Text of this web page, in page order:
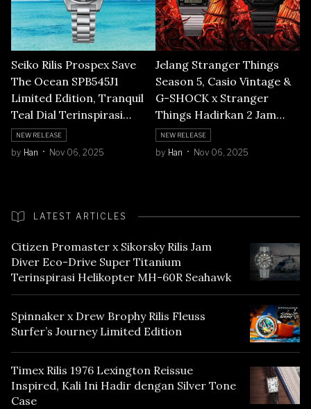
Seiko Rilis Prospex Save
The Ocean SPB545J1
Limited Edition, Tranquil
Teal Dial Terinspirasi
Perairan Okinawa
NEW RELEASE
by Han Nov 06, 2025
Jelang Stranger Things
Season 5, Casio Vintage &
G-SHOCK x Stranger
Things Hadirkan 2 Jam
Tangan Kolaborasi : AQ-
800EST-1A & DW-
NEW RELEASE
by Han Nov 06, 2025
LATEST ARTICLES
Citizen Promaster x Sikorsky Rilis Jam
Diver Eco-Drive Super Titanium
Terinspirasi Helikopter MH-60R Seahawk
Spinnaker x Drew Brophy Rilis Fleuss
Surfer’s Journey Limited Edition
Timex Rilis 1976 Lexington Reissue
Inspired, Kali Ini Hadir dengan Silver Tone
Case